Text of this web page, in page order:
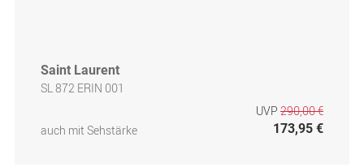
Saint Laurent
SL 872 ERIN 001
auch mit Sehstärke
UVP 290,00 €
173,95 €